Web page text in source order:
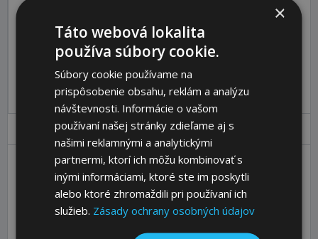
Katalóg: Zobraziť
Objednávací kód:65535700
Pre pridanie produktu do košíka sa prosím
Parametre Ceny Popis
Shape
AG
d1 [mm]
100
×
Táto webová lokalita
používa súbory cookie.
Súbory cookie používame na
prispôsobenie obsahu, reklám a analýzu
návštevnosti. Informácie o vašom
používaní našej stránky zdieľame aj s
našimi reklamnými a analytickými
partnermi, ktorí ich môžu kombinovať s
inými informáciami, ktoré ste im poskytli
alebo ktoré zhromaždili pri používaní ich
služieb. Zásady ochrany osobných údajov